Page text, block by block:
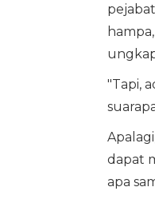
"Tapi,
dapat
apa